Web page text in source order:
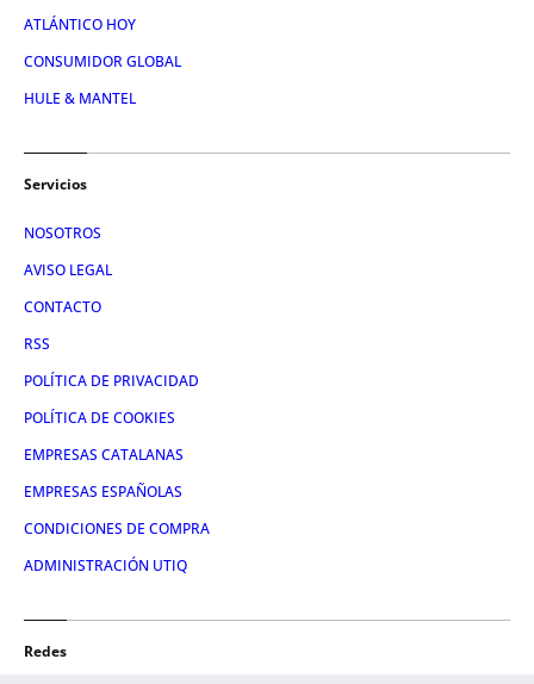
ATLÁNTICO HOY
CONSUMIDOR GLOBAL
HULE & MANTEL
Servicios
NOSOTROS
AVISO LEGAL
CONTACTO
RSS
POLÍTICA DE PRIVACIDAD
POLÍTICA DE COOKIES
EMPRESAS CATALANAS
EMPRESAS ESPAÑOLAS
CONDICIONES DE COMPRA
ADMINISTRACIÓN UTIQ
Redes